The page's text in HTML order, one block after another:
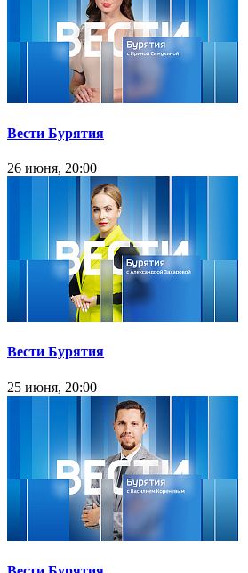
Вести Бурятия
26 июня, 20:00
Вести Бурятия
25 июня, 20:00